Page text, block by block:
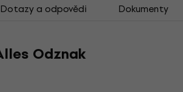
Dotazy a odpovědi Dokumenty
Odznak